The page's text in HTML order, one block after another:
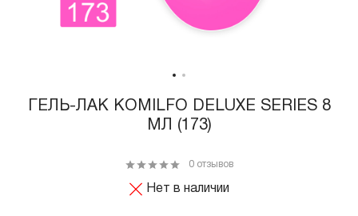
ГЕЛЬ-ЛАК KOMILFO DELUXE SERIES 8
МЛ (173)
Нет в наличии
0 отзывов